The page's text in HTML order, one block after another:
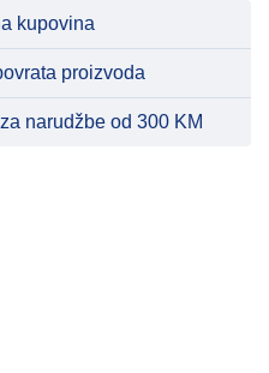
kupovina
proizvoda
narudžbe od 300 KM